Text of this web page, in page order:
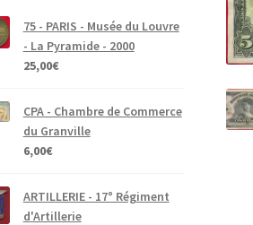
75 - PARIS - Musée du Louvre
- La Pyramide - 2000
25,00€
CPA - Chambre de Commerce
du Granville
6,00€
ARTILLERIE - 17° Régiment
d'Artillerie